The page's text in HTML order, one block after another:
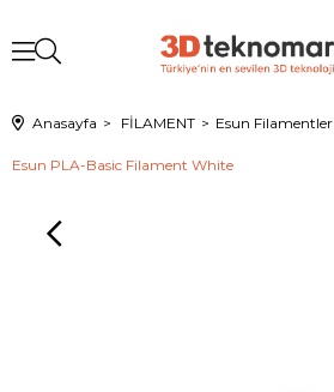
Anasayfa FİLAMENT Esun Filamentler
Esun PLA-Basic Filament White